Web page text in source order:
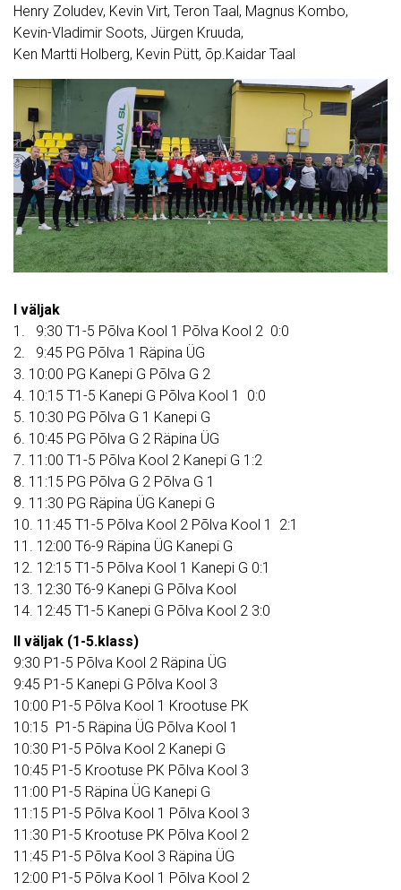
Henry Zoludev, Kevin Virt, Teron Taal, Magnus Kombo,
Kevin-Vladimir Soots, Jürgen Kruuda,
Ken Martti Holberg, Kevin Pütt, õp.Kaidar Taal
I väljak
1. 9:30 T1-5 Põlva Kool 1 Põlva Kool 2 0:0
2. 9:45 PG Põlva 1 Räpina ÜG
3. 10:00 PG Kanepi G Põlva G 2
4. 10:15 T1-5 Kanepi G Põlva Kool 1 0:0
5. 10:30 PG Põlva G 1 Kanepi G
6. 10:45 PG Põlva G 2 Räpina ÜG
7. 11:00 T1-5 Põlva Kool 2 Kanepi G 1:2
8. 11:15 PG Põlva G 2 Põlva G 1
9. 11:30 PG Räpina ÜG Kanepi G
10. 11:45 T1-5 Põlva Kool 2 Põlva Kool 1 2:1
11. 12:00 T6-9 Räpina ÜG Kanepi G
12. 12:15 T1-5 Põlva Kool 1 Kanepi G 0:1
13. 12:30 T6-9 Kanepi G Põlva Kool
14. 12:45 T1-5 Kanepi G Põlva Kool 2 3:0
II väljak (1-5.klass)
9:30 P1-5 Põlva Kool 2 Räpina ÜG
9:45 P1-5 Kanepi G Põlva Kool 3
10:00 P1-5 Põlva Kool 1 Krootuse PK
10:15 P1-5 Räpina ÜG Põlva Kool 1
10:30 P1-5 Põlva Kool 2 Kanepi G
10:45 P1-5 Krootuse PK Põlva Kool 3
11:00 P1-5 Räpina ÜG Kanepi G
11:15 P1-5 Põlva Kool 1 Põlva Kool 3
11:30 P1-5 Krootuse PK Põlva Kool 2
11:45 P1-5 Põlva Kool 3 Räpina ÜG
12:00 P1-5 Põlva Kool 1 Põlva Kool 2